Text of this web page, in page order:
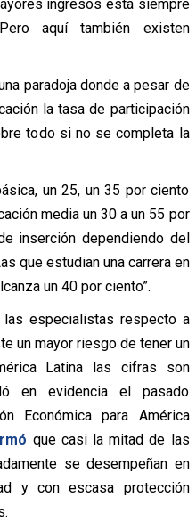
ingresos esta siempre
aquí también existen
paradoja donde a pesar de
la tasa de participación
todo si no se completa la
un 25, un 35 por ciento
media un 30 a un 55 por
inserción dependiendo del
que estudian una carrera en
un 40 por ciento”.
especialistas respecto a
un mayor riesgo de tener un
Latina las cifras son
en evidencia el pasado
Económica para América
que casi la mitad de las
se desempeñan en
y con escasa protección